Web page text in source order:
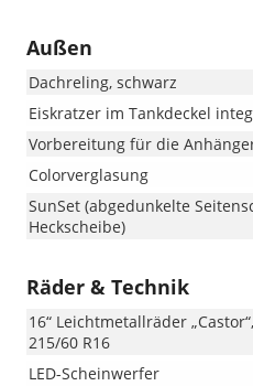
Außen
Dachreling, schwarz
Eiskratzer im Tankdeckel
Vorbereitung für die
Colorverglasung
SunSet (abgedunkelte
Heckscheibe)
Räder & Technik
16“ Leichtmetallräder
215/60 R16
LED-Scheinwerfer